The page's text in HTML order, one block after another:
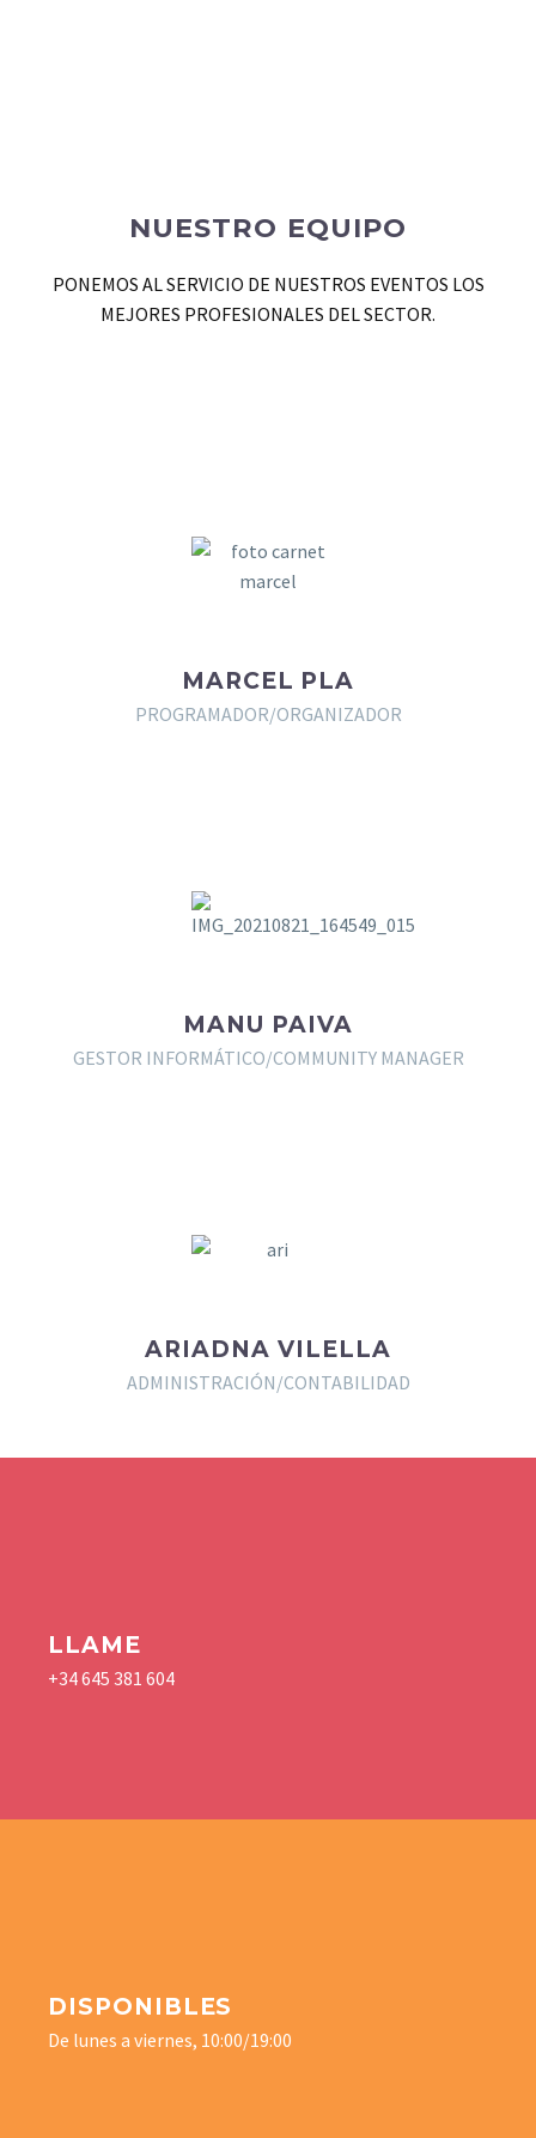
NUESTRO EQUIPO
PONEMOS AL SERVICIO DE NUESTROS EVENTOS LOS
MEJORES PROFESIONALES DEL SECTOR.
MARCEL PLA
PROGRAMADOR/ORGANIZADOR
MANU PAIVA
GESTOR INFORMÁTICO/COMMUNITY MANAGER
ARIADNA VILELLA
ADMINISTRACIÓN/CONTABILIDAD
LLAME
+34 645 381 604
DISPONIBLES
De lunes a viernes, 10:00/19:00